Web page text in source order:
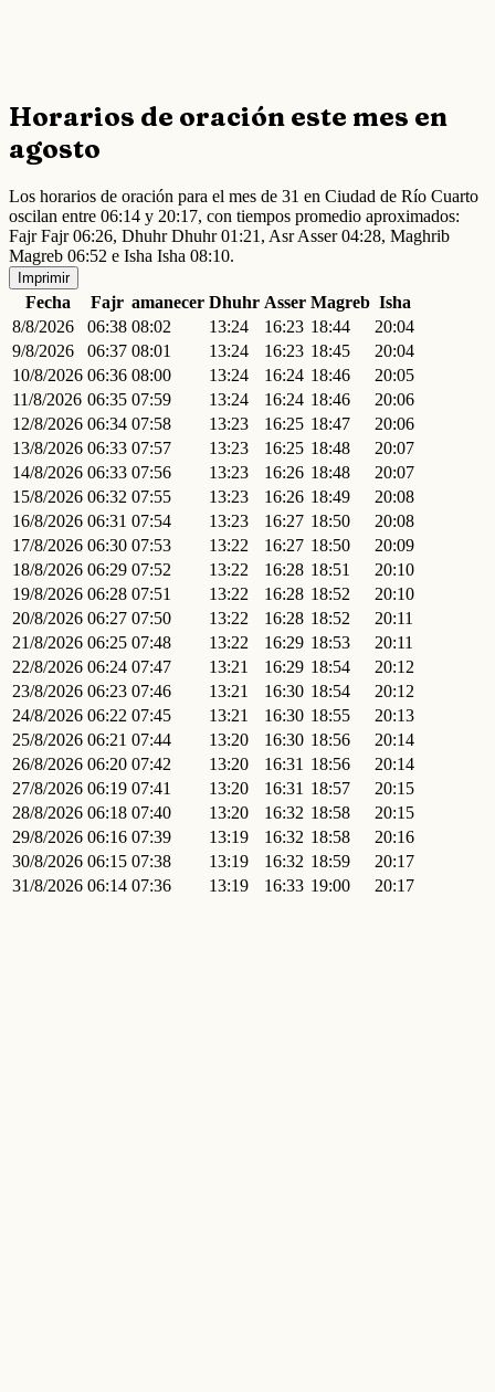
Horarios de oración este mes en
agosto
Los horarios de oración para el mes de 31 en Ciudad de Río Cuarto
oscilan entre 06:14 y 20:17, con tiempos promedio aproximados:
Fajr Fajr 06:26, Dhuhr Dhuhr 01:21, Asr Asser 04:28, Maghrib
Magreb 06:52 e Isha Isha 08:10.
Imprimir
Fecha Fajr amanecer Dhuhr Asser Magreb Isha
8/8/2026
06:38 08:02 13:24 16:23 18:44
20:04
9/8/2026
06:37 08:01 13:24 16:23 18:45
20:04
10/8/2026 06:36 08:00 13:24 16:24 18:46
20:05
11/8/2026 06:35 07:59 13:24 16:24 18:46
20:06
12/8/2026 06:34 07:58 13:23 16:25 18:47
20:06
13/8/2026 06:33 07:57 13:23 16:25 18:48
20:07
14/8/2026 06:33 07:56 13:23 16:26 18:48
20:07
15/8/2026 06:32 07:55 13:23 16:26 18:49
20:08
16/8/2026 06:31 07:54 13:23 16:27 18:50
20:08
17/8/2026 06:30 07:53 13:22 16:27 18:50
20:09
18/8/2026 06:29 07:52 13:22 16:28 18:51
20:10
19/8/2026 06:28 07:51 13:22 16:28 18:52
20:10
20/8/2026 06:27 07:50 13:22 16:28 18:52
20:11
21/8/2026 06:25 07:48 13:22 16:29 18:53
20:11
22/8/2026 06:24 07:47 13:21 16:29 18:54
20:12
23/8/2026 06:23 07:46 13:21 16:30 18:54
20:12
24/8/2026 06:22 07:45 13:21 16:30 18:55
20:13
25/8/2026 06:21 07:44 13:20 16:30 18:56
20:14
26/8/2026 06:20 07:42 13:20 16:31 18:56
20:14
27/8/2026 06:19 07:41 13:20 16:31 18:57
20:15
28/8/2026 06:18 07:40 13:20 16:32 18:58
20:15
29/8/2026 06:16 07:39 13:19 16:32 18:58
20:16
30/8/2026 06:15 07:38 13:19 16:32 18:59
20:17
31/8/2026 06:14 07:36 13:19 16:33 19:00 20:17